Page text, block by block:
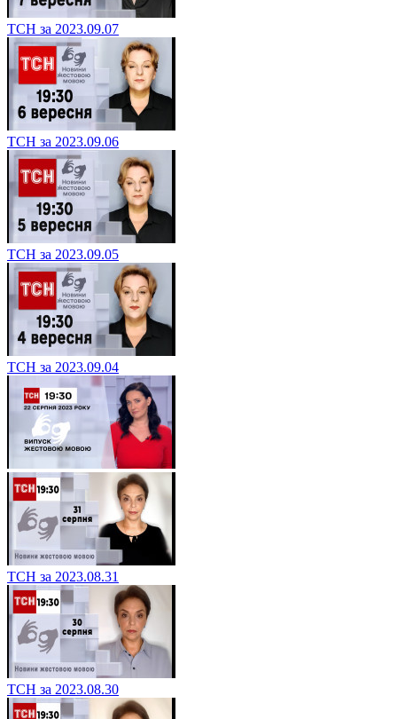
ТСН за 2023.09.07
ТСН за 2023.09.06
ТСН за 2023.09.05
ТСН за 2023.09.04
ТСН за 2023.08.31
ТСН за 2023.08.30